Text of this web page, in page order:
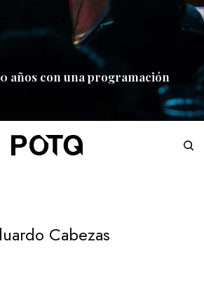
años con una programación
Cabezas